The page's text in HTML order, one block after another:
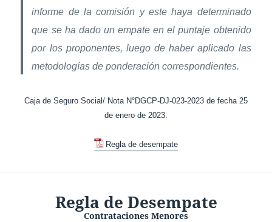
informe de la comisión y este haya determinado
que se ha dado un empate en el puntaje obtenido
por los proponentes, luego de haber aplicado las
metodologías de ponderación correspondientes.
Caja de Seguro Social/ Nota N°DGCP-DJ-023-2023 de fecha 25
de enero de 2023.
Regla de desempate
Regla de Desempate
Contrataciones Menores